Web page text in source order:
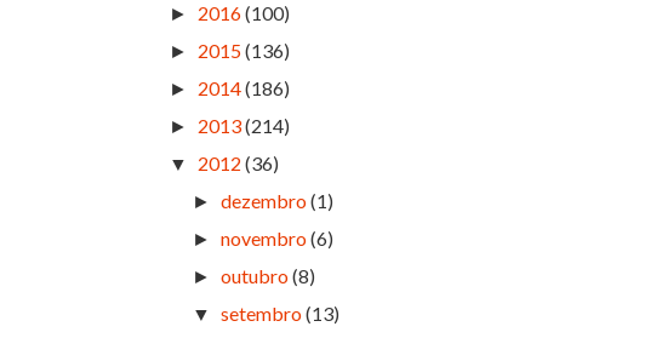
► 2016(100)
► 2015(136)
► 2014(186)
► 2013(214)
▼ 2012 (36)
►dezembro(1)
►novembro(6)
►outubro(8)
▼ setembro(13)